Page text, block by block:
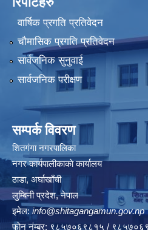
वार्षिक प्रगति प्रतिवेदन
चौमासिक प्रगति प्रतिवेदन
सार्वजनिक सुनुवाई
सार्वजनिक परीक्षण
सम्पर्क विवरण
शितगंगा नगरपालिका
नगर कार्यपालीकाकाे कार्यालय
ठाडा, अर्घाखाँची
लुम्बिनी प्रदेश, नेपाल
इमेल: info@shitagangamun.gov.np
फोन नंम्बर: ९८५७०६९८१५ /